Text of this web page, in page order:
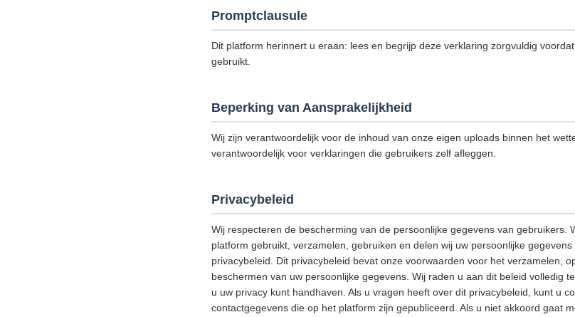
Promptclausule
Dit platform herinnert u eraan: lees en begrijp deze verklaring zorgvuldig
gebruikt.
Beperking van Aansprakelijkheid
Wij zijn verantwoordelijk voor de inhoud van onze eigen uploads binnen het
verantwoordelijk voor verklaringen die gebruikers zelf afleggen.
Privacybeleid
Wij respecteren de bescherming van de persoonlijke gegevens van gebruikers.
platform gebruikt, verzamelen, gebruiken en delen wij uw persoonlijke
privacybeleid. Dit privacybeleid bevat onze voorwaarden voor het verzamelen,
beschermen van uw persoonlijke gegevens. Wij raden u aan dit beleid volledig
u uw privacy kunt handhaven. Als u vragen heeft over dit privacybeleid, kunt u
contactgegevens die op het platform zijn gepubliceerd. Als u niet akkoord gaat